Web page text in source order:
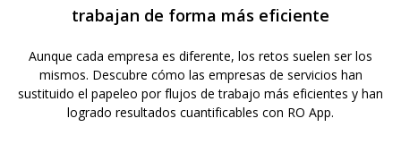
para adaptarla a tu flujo de trabajo actual.
trabajan de forma más eficiente
Aunque cada empresa es diferente, los retos suelen ser los
mismos. Descubre cómo las empresas de servicios han
sustituido el papeleo por flujos de trabajo más eficientes y han
logrado resultados cuantificables con RO App.